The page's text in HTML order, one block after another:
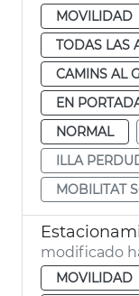
MOVILIDAD
TODAS LAS
CAMINS AL
EN
NORMAL
ILLA
MOBILITAT
modificado
MOVILIDAD